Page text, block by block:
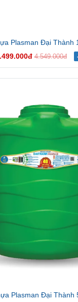
Plasman Đại Thành
4.549.000đ
Plasman Đại Thành